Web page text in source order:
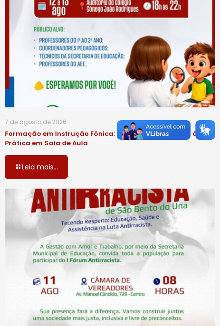
7 de agosto de 2026
Formação em Instrução Fônica: da Ciência da Leitura à
Prática em Sala de Aula
Leia mais...